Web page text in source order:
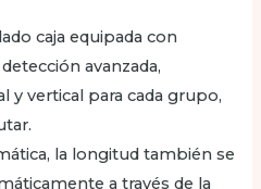
caja equipada con
avanzada,
y vertical para cada grupo,
la longitud también se
a través de la